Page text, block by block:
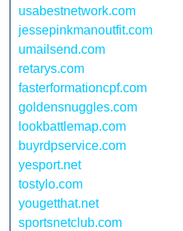
usabestnetwork.com
jessepinkmanoutfit.com
umailsend.com
retarys.com
fasterformationcpf.com
goldensnuggles.com
lookbattlemap.com
buyrdpservice.com
yesport.net
tostylo.com
yougetthat.net
sportsnetclub.com